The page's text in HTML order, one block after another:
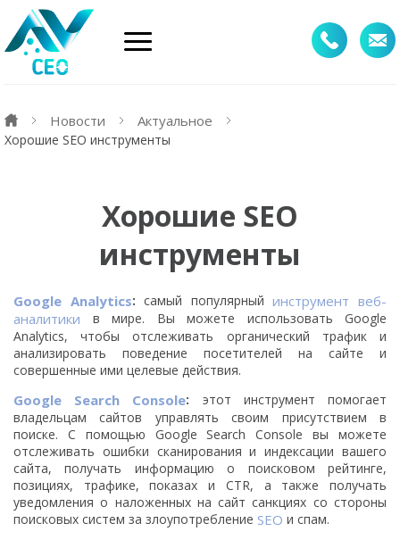
Новости Актуальное
Хорошие SEO инструменты
Хорошие SEO
инструменты
Google Analytics: самый популярныйинструмент веб-
аналитики в мире. Вы можете использовать Google
Analytics, чтобы отслеживать органический трафик и
анализировать поведение посетителей на сайте и
совершенные ими целевые действия.
Google Search Console: этот инструмент помогает
владельцам сайтов управлять своим присутствием в
поиске. С помощью Google Search Console вы можете
отслеживать ошибки сканирования и индексации вашего
сайта, получать информацию о поисковом рейтинге,
позициях, трафике, показах и CTR, а также получать
уведомления о наложенных на сайт санкциях со стороны
поисковых систем за злоупотребление SEO и спам.